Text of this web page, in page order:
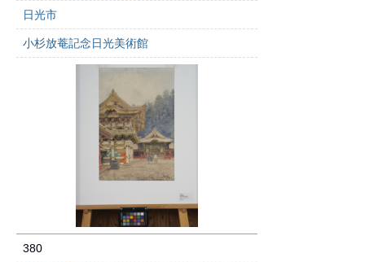
日光市
小杉放菴記念日光美術館
380